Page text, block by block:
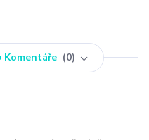
Komentáře 0